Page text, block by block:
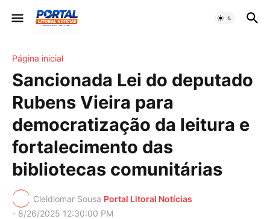
Página inicial
Sancionada Lei do deputado
Rubens Vieira para
democratização da leitura e
fortalecimento das
bibliotecas comunitárias
Cleidiomar Sousa Portal Litoral Notícias
- 8/26/2025 12:30:00 PM